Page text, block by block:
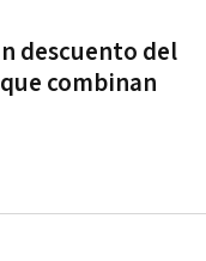
descuento del
combinan